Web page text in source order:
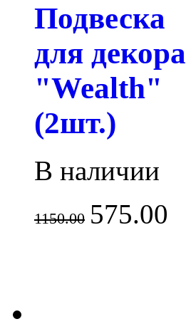
Подвеска
для декора
"Wealth"
(2шт.)
В наличии
1150.00 575.00